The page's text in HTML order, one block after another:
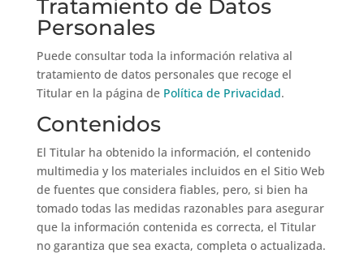
Tratamiento de Datos
Personales
Puede consultar toda la información relativa al
tratamiento de datos personales que recoge el
Titular en la página de Política de Privacidad.
Contenidos
El Titular ha obtenido la información, el contenido
multimedia y los materiales incluidos en el Sitio Web
de fuentes que considera fiables, pero, si bien ha
tomado todas las medidas razonables para asegurar
que la información contenida es correcta, el Titular
no garantiza que sea exacta, completa o actualizada.